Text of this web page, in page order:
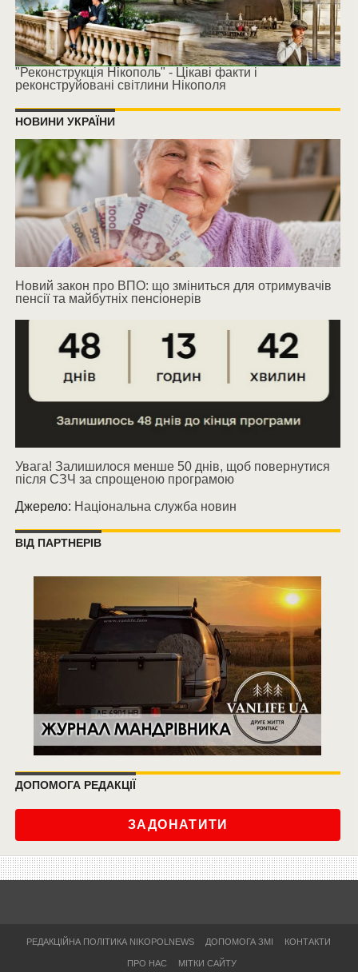
"Реконструкція Нікополь" - Цікаві факти і
реконструйовані світлини Нікополя
НОВИНИ УКРАЇНИ
Новий закон про ВПО: що зміниться для отримувачів
пенсії та майбутніх пенсіонерів
Увага! Залишилося менше 50 днів, щоб повернутися
після СЗЧ за спрощеною програмою
Джерело: Національна служба новин
ВІД ПАРТНЕРІВ
ДОПОМОГА РЕДАКЦІЇ
ЗАДОНАТИТИ
РЕДАКЦІЙНА ПОЛІТИКА NIKOPOLNEWS ДОПОМОГА ЗМІ КОНТАКТИ
ПРО НАС МІТКИ САЙТУ